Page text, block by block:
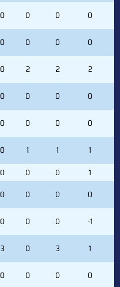
0 0 0 0
0 0 0 0
0 2 2 2
0 0 0 0
0 0 0 0
0 1 1 1
0 0 0 1
0 0 0 0
0 0 0 -1
3 0 3 1
0 0 0 0